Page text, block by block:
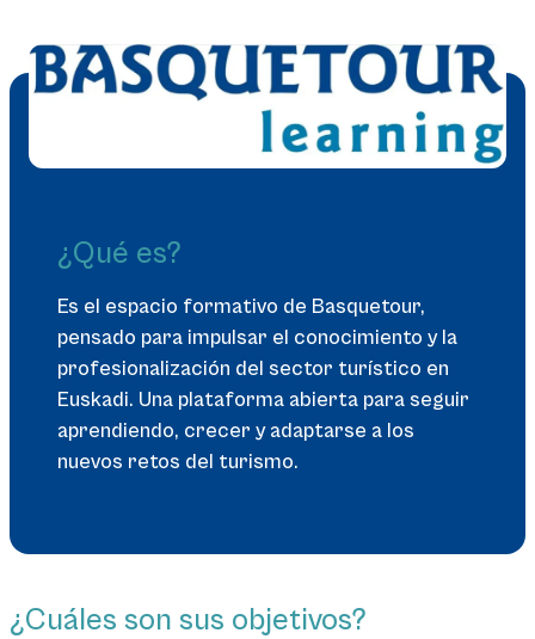
¿Qué es?
Es el espacio formativo de Basquetour,
pensado para impulsar el conocimiento y la
profesionalización del sector turístico en
Euskadi. Una plataforma abierta para seguir
aprendiendo, crecer y adaptarse a los
nuevos retos del turismo.
¿Cuáles son sus objetivos?